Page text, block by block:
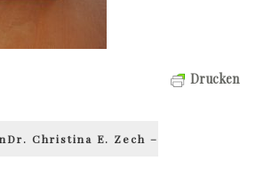
Drucken
Dr. Christina E. Zech –